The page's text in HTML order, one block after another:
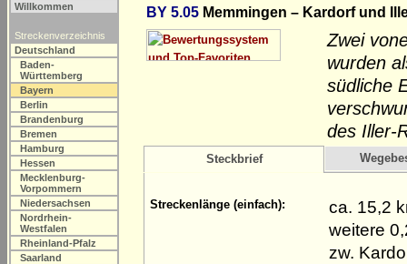
Willkommen
Streckenverzeichnis
Deutschland
Baden-
Württemberg
Bayern
Berlin
Brandenburg
Bremen
Hamburg
Hessen
Mecklenburg-
Vorpommern
Niedersachsen
Nordrhein-
Westfalen
Rheinland-Pfalz
Saarland
BY 5.05 Memmingen – Kardorf und
Zwei
wurden
südliche
des Iller-
Steckbrief
Streckenlänge (einfach):
ca. 15,2
weitere
zw.